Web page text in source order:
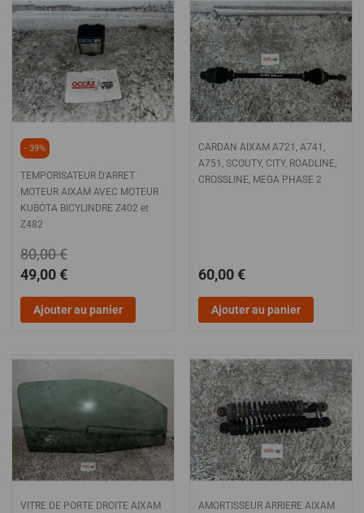
- 39%
TEMPORISATEUR D'ARRET
MOTEUR AIXAM AVEC MOTEUR
KUBOTA BICYLINDRE Z402 et
Z482
49,00 €
80,00 €
Ajouter au panier
CARDAN AIXAM A721, A741,
A751, SCOUTY, CITY, ROADLINE,
CROSSLINE, MEGA PHASE 2
60,00 €
Ajouter au panier
VITRE DE PORTE DROITE AIXAM
AMORTISSEUR ARRIERE AIXAM